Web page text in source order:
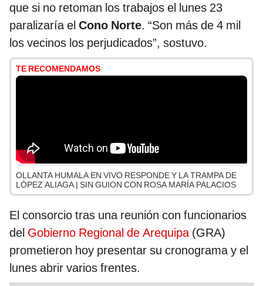
que si no retoman los trabajos el lunes 23
paralizaría el Cono Norte. “Son más de 4 mil
los vecinos los perjudicados”, sostuvo.
TE RECOMENDAMOS
OLLANTA HUMALA EN VIVO RESPONDE Y LA TRAMPA DE
LÓPEZ ALIAGA | SIN GUION CON ROSA MARÍA PALACIOS
El consorcio tras una reunión con funcionarios
del Gobierno Regional de Arequipa(GRA)
prometieron hoy presentar su cronograma y el
lunes abrir varios frentes.